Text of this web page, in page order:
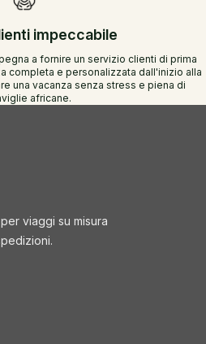
impeccabile
a fornire un servizio clienti di prima
completa e personalizzata dall'inizio alla
una vacanza senza stress e piena di
africane.
viaggi su misura